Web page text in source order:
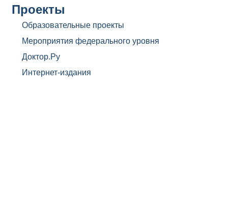
Проекты
Образовательные проекты
Мероприятия федерального уровня
Доктор.Ру
Интернет-издания